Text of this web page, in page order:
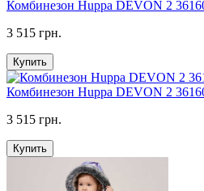
Комбинезон Huppa DEVON 2
3 515 грн.
Купить
Комбинезон Huppa DEVON 2
3 515 грн.
Купить